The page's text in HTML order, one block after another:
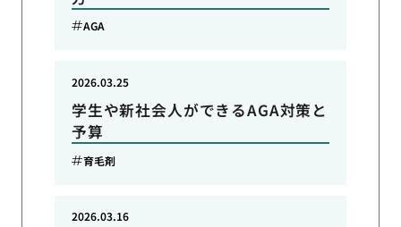
AGA
学生や新社会人ができるAGA対策と
予算
2026.03.25
育毛剤
2026.03.16